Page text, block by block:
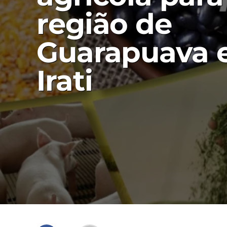
região de
Guarapuava
Irati